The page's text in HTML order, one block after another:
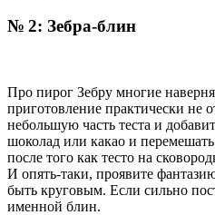
№ 2: Зебра-блин
Про пирог Зебру многие
приготовление практически не
небольшую часть теста и
шоколад или какао и
после того как тесто на
И опять-таки, проявите
быть круговым. Если сильно
именной блин.